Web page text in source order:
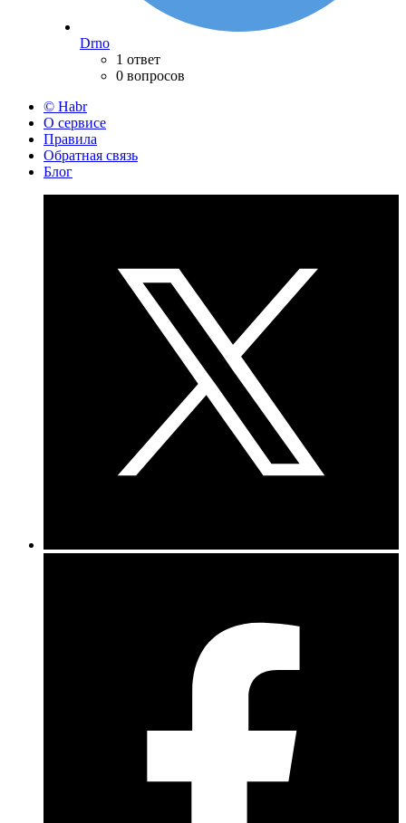
Drno
1 ответ
0 вопросов
© Habr
О сервисе
Правила
Обратная связь
Блог